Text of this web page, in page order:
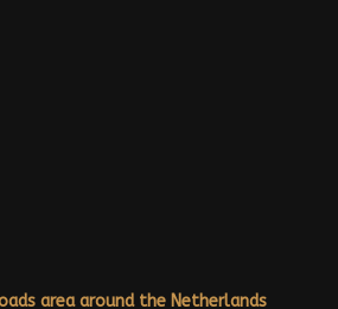
area around the Netherlands